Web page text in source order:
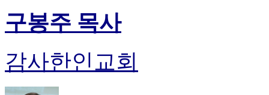
미
프
후
기
구봉주 목사
감사한인교회